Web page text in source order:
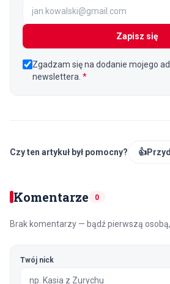
Zapisz się
Zgadzam się na dodanie mojego
newslettera. *
Czy ten artykuł był pomocny? 👍
Komentarze 0
Brak komentarzy — bądź pierwszą
Twój nick